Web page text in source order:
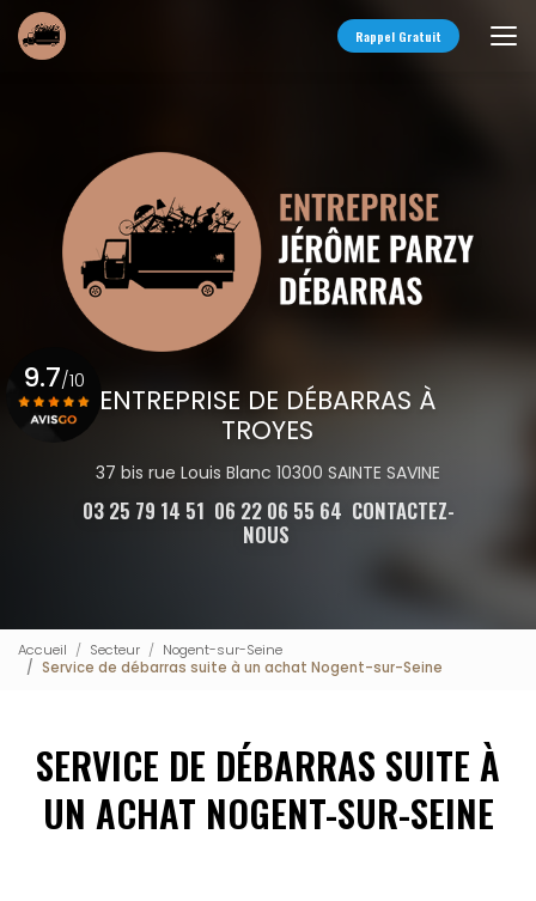
Aller
au
contenu
Rappel Gratuit
ENTREPRISE DE DÉBARRAS À
TROYES
37 bis rue Louis Blanc 10300 SAINTE SAVINE
03 25 79 14 51 06 22 06 55 64 CONTACTEZ-
NOUS
9.7/10
Accueil Secteur
Nogent-sur-Seine
Service de débarras suite à un achat Nogent-sur-Seine
SERVICE DE DÉBARRAS SUITE À
UN ACHAT NOGENT-SUR-SEINE